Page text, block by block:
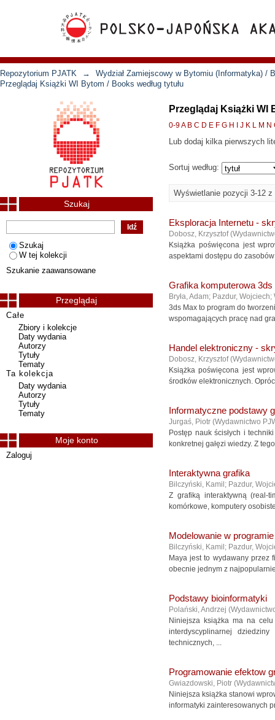
Repozytorium PJATK →
Wydział Zamiejscowy w Bytomiu (Informatyka) /
Przeglądaj Książki WI Bytom / Books według tytułu
Przeglądaj Książki WI
0-9A B C D E F G H J K L M N
Lub dodaj kilka pierwszych
Sortuj według:
Wyświetlanie pozycji 3-12 z
Eksploracja Internetu -
Dobosz, Krzysztof (
Książka poświęcona jest
aspektami dostępu do
Grafika komputerowa 3ds
Bryła, Adam; Pazdur, Wojciech;
3ds Max to program do
wspomagających pracę nad
Handel elektroniczny -
Dobosz, Krzysztof (
Książka poświęcona jest
środków elektronicznych.
Informatyczne podstawy
Jurgaś, Piotr (Wydawnictwo
Postęp nauk ścisłych i
konkretnej gałęzi wiedzy. Z
Interaktywna grafika
Bilczyński, Kamil ; Pazdur,
Z grafiką interaktywną (real-
komórkowe, komputery
Modelowanie w
Bilczyński, Kamil ; Pazdur,
Maya jest to wydawany przez
obecnie jednym z
Podstawy bioinformatyki
Polański, Andrzej (
Niniejsza książka ma na
interdyscyplinarnej
technicznych, ...
Programowanie efektow
Gwiazdowski, Piotr (
Niniejsza książka stanowi
informatyki zainteresowanych
Szukaj
Szukaj
W tej kolekcji
Szukanie zaawansowane
Przeglądaj
Całe
Zbiory i kolekcje
Daty wydania
Autorzy
Tytuły
Tematy
Ta kolekcja
Daty wydania
Autorzy
Tytuły
Tematy
Moje konto
Zaloguj